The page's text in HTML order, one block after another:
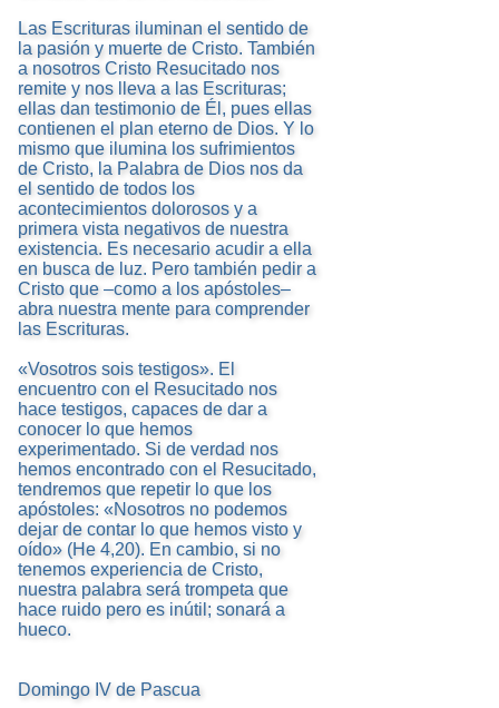
Las Escrituras iluminan el sentido de
la pasión y muerte de Cristo. También
a nosotros Cristo Resucitado nos
remite y nos lleva a las Escrituras;
ellas dan testimonio de Él, pues ellas
contienen el plan eterno de Dios. Y lo
mismo que ilumina los sufrimientos
de Cristo, la Palabra de Dios nos da
el sentido de todos los
acontecimientos dolorosos y a
primera vista negativos de nuestra
existencia. Es necesario acudir a ella
en busca de luz. Pero también pedir a
Cristo que –como a los apóstoles–
abra nuestra mente para comprender
las Escrituras.
«Vosotros sois testigos». El
encuentro con el Resucitado nos
hace testigos, capaces de dar a
conocer lo que hemos
experimentado. Si de verdad nos
hemos encontrado con el Resucitado,
tendremos que repetir lo que los
apóstoles: «Nosotros no podemos
dejar de contar lo que hemos visto y
oído» (He 4,20). En cambio, si no
tenemos experiencia de Cristo,
nuestra palabra será trompeta que
hace ruido pero es inútil; sonará a
hueco.
Domingo IV de Pascua